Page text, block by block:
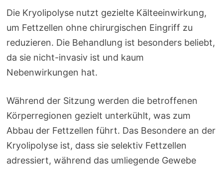
Die Kryolipolyse nutzt gezielte Kälteeinwirkung,
um Fettzellen ohne chirurgischen Eingriff zu
reduzieren. Die Behandlung ist besonders beliebt,
da sie nicht-invasiv ist und kaum
Nebenwirkungen hat.
Während der Sitzung werden die betroffenen
Körperregionen gezielt unterkühlt, was zum
Abbau der Fettzellen führt. Das Besondere an der
Kryolipolyse ist, dass sie selektiv Fettzellen
adressiert, während das umliegende Gewebe